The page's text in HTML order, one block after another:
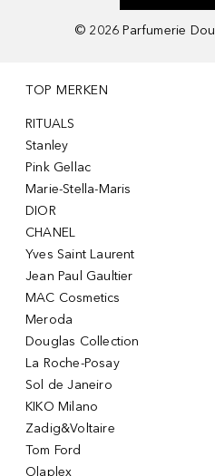
© 2026 Parfumerie
TOP MERKEN
RITUALS
Stanley
Pink Gellac
Marie-Stella-Maris
DIOR
CHANEL
Yves Saint Laurent
Jean Paul Gaultier
MAC Cosmetics
Meroda
Douglas Collection
La Roche-Posay
Sol de Janeiro
KIKO Milano
Zadig&Voltaire
Tom Ford
Olaplex